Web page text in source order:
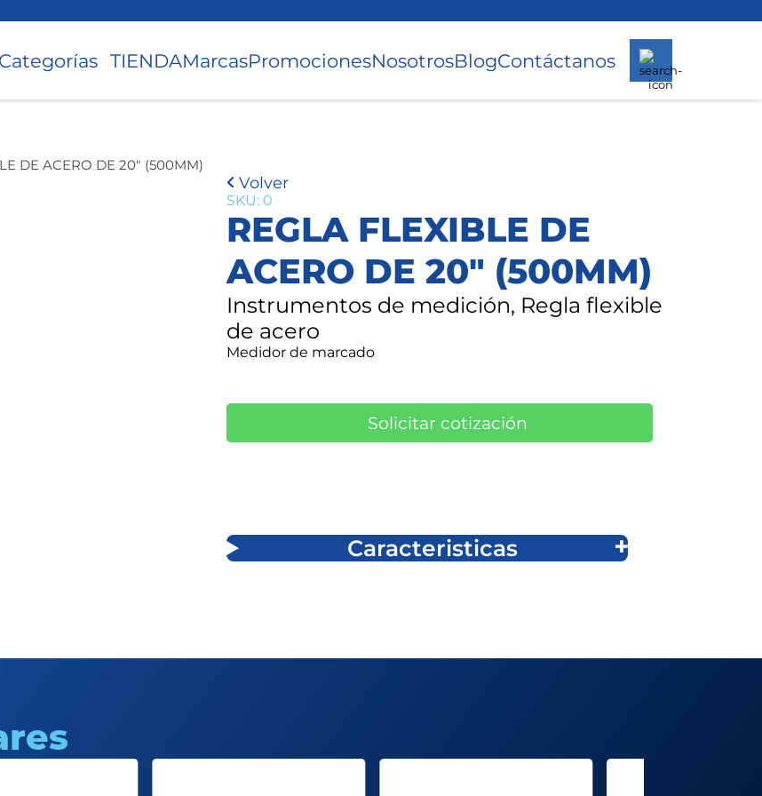
TIENDAMarcasPromocionesNosotrosBlogContáctanos
DE ACERO DE 20″ (500MM)
Volver
SKU: 0
REGLA FLEXIBLE DE
ACERO DE 20" (500MM)
Instrumentos de medición, Regla flexible
de acero
Medidor de marcado
Solicitar cotización
Caracteristicas